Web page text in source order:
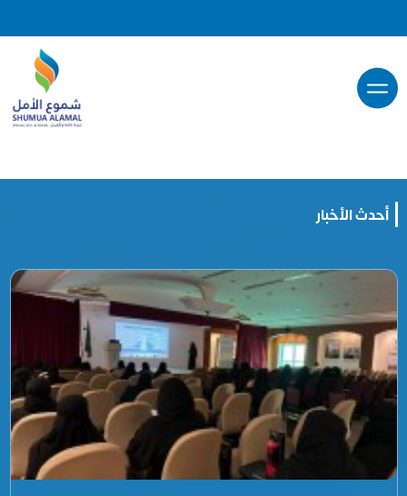
أحدث الأخبار